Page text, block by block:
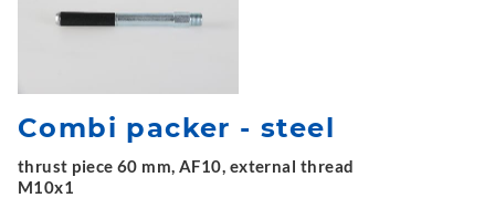
Combi packer - steel
thrust piece 60 mm, AF10, external thread
M10x1